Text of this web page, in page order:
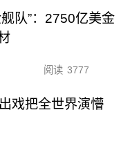
队”：2750亿美金
阅读 3777
戏把全世界演懵